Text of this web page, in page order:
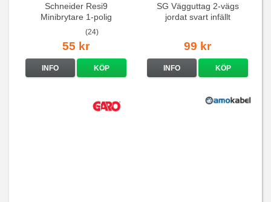
Schneider Resi9
Minibrytare 1-polig
(24)
55 kr
INFO KÖP
SG Vägguttag 2-vägs
jordat svart infällt
99 kr
INFO KÖP